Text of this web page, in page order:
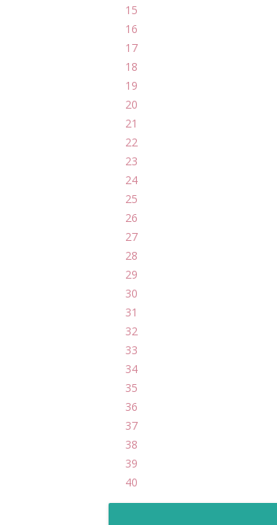
15
16
17
18
19
20
21
22
23
24
25
26
27
28
29
30
31
32
33
34
35
36
37
38
39
40